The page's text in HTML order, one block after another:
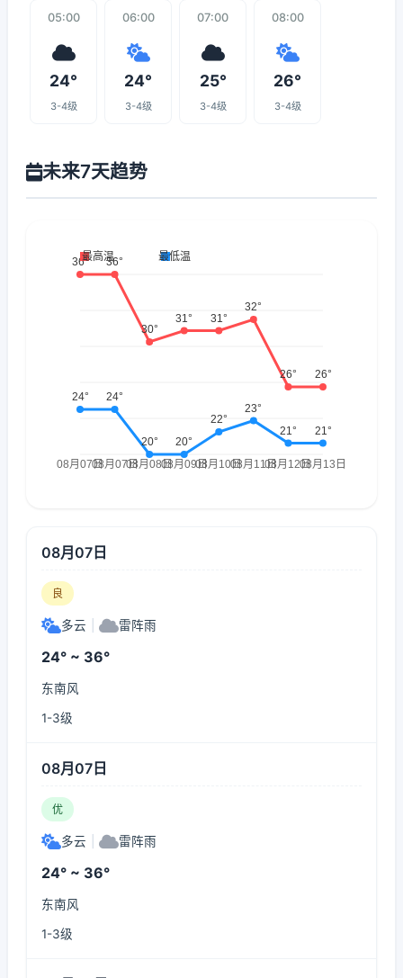
05:00
24°
3-4级
06:00
24°
3-4级
07:00
25°
3-4级
08:00
26°
3-4级
未来7天趋势
08月07日
良
多云 雷阵雨
24° ~ 36°
东南风
1-3级
08月07日
优
多云 雷阵雨
24° ~ 36°
东南风
1-3级